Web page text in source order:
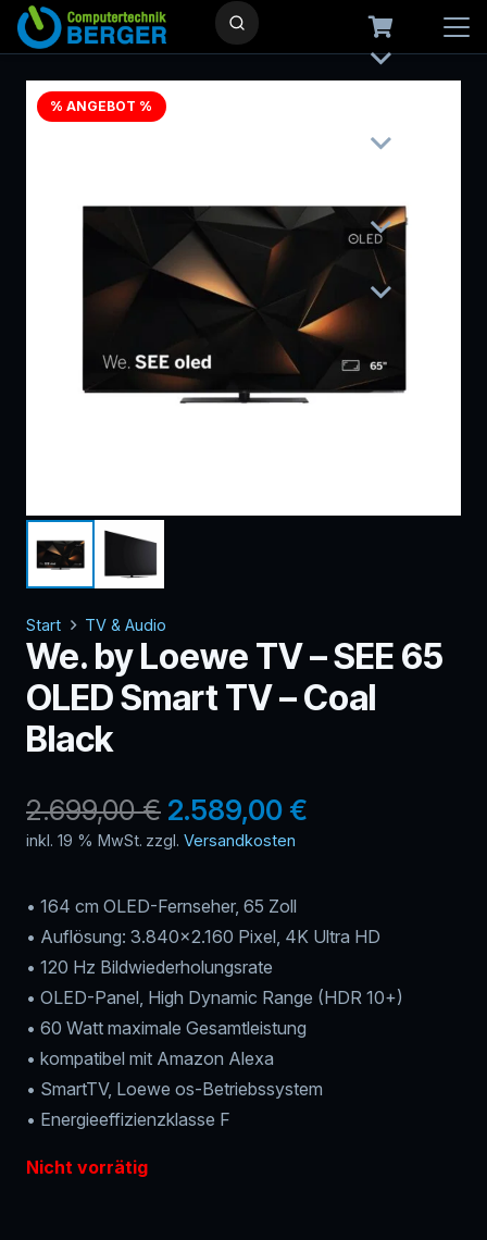
% ANGEBOT %
Start TV & Audio
We. by Loewe TV – SEE 65
OLED Smart TV – Coal
Black
2.699,00€ Ursprünglicher
Preis
2.699,00 €
2.589,00€
inkl. 19 % MwSt. zzgl.Versandkosten
• 164 cm OLED-Fernseher, 65 Zoll
• Auflösung: 3.840×2.160 Pixel, 4K Ultra HD
• 120 Hz Bildwiederholungsrate
• OLED-Panel, High Dynamic Range (HDR 10+)
• 60 Watt maximale Gesamtleistung
• kompatibel mit Amazon Alexa
• SmartTV, Loewe os-Betriebssystem
• Energieeffizienzklasse F
Nicht vorrätig